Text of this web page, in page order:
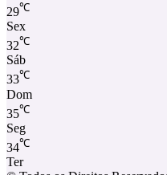
29℃
Sex
32℃
Sáb
33℃
Dom
35℃
Seg
34℃
Ter